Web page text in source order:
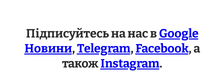
Підписуйтесь на нас вGoogle
Новини,Telegram,Facebook, а
такожInstagram.